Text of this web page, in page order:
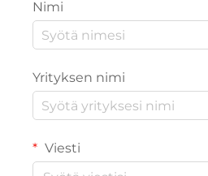
Nimi
Yrityksen nimi
Viesti